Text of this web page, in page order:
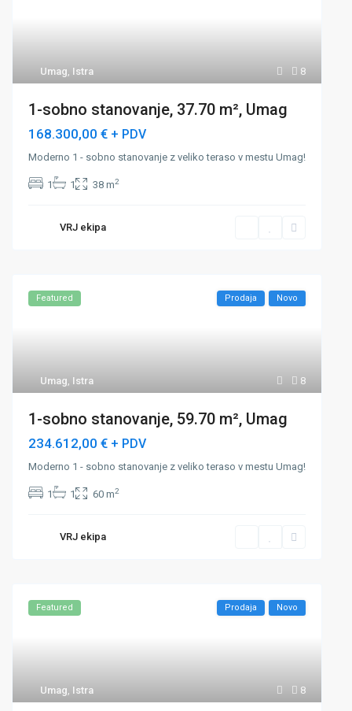
8
Umag, Istra
1-sobno stanovanje, 37.70 m², Umag
168.300,00 € + PDV
Moderno 1 - sobno stanovanje z veliko teraso v mestu Umag!
1 1 38 m2
VRJ ekipa
8
Umag, Istra
Featured Prodaja Novo
1-sobno stanovanje, 59.70 m², Umag
234.612,00 € + PDV
Moderno 1 - sobno stanovanje z veliko teraso v mestu Umag!
1 1 60 m2
VRJ ekipa
8
Umag, Istra
Featured Prodaja Novo